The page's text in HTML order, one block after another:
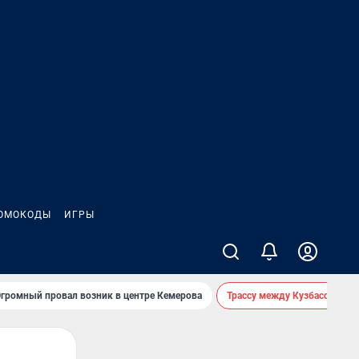
ИГРЫ
провал возник в центре Кемерова Трассу между Кузбассом и